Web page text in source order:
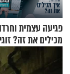
פגיעה עצמית
מכילים את זה?
הפעם עם יהודית